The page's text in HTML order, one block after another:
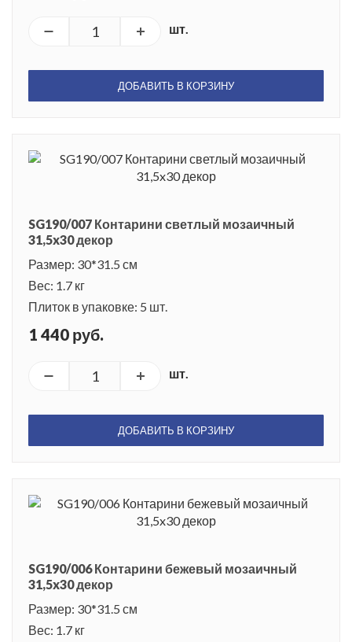
шт.
ДОБАВИТЬ В КОРЗИНУ
SG190/007 Контарини светлый мозаичный
31,5x30 декор
Размер: 30*31.5 см
Вес: 1.7 кг
Плиток в упаковке: 5 шт.
1 440 руб.
шт.
ДОБАВИТЬ В КОРЗИНУ
SG190/006 Контарини бежевый мозаичный
31,5x30 декор
Размер: 30*31.5 см
Вес: 1.7 кг